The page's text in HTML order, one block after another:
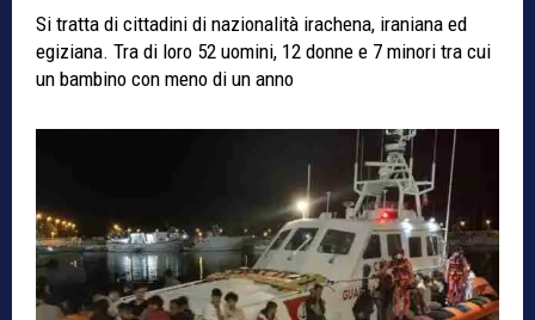
Si tratta di cittadini di nazionalità irachena, iraniana ed
egiziana. Tra di loro 52 uomini, 12 donne e 7 minori tra cui
un bambino con meno di un anno